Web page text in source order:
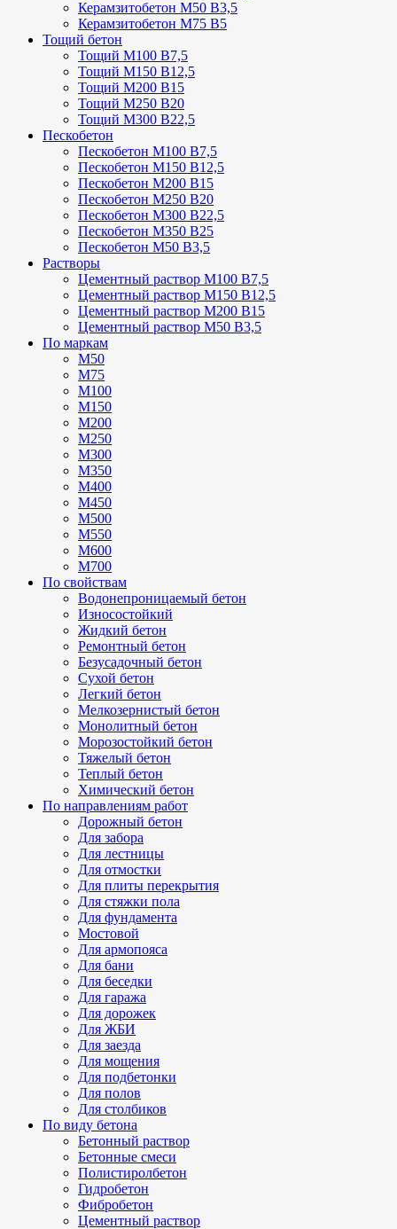
Керамзитобетон М50 В3,5
Керамзитобетон М75 В5
Тощий бетон
Тощий М100 В7,5
Тощий М150 В12,5
Тощий М200 В15
Тощий М250 В20
Тощий М300 В22,5
Пескобетон
Пескобетон М100 В7,5
Пескобетон М150 В12,5
Пескобетон М200 В15
Пескобетон М250 В20
Пескобетон М300 В22,5
Пескобетон М350 В25
Пескобетон М50 В3,5
Растворы
Цементный раствор М100 В7,5
Цементный раствор М150 В12,5
Цементный раствор М200 В15
Цементный раствор М50 В3,5
По маркам
М50
М75
М100
М150
М200
М250
М300
М350
М400
М450
М500
М550
М600
М700
По свойствам
Водонепроницаемый бетон
Износостойкий
Жидкий бетон
Ремонтный бетон
Безусадочный бетон
Сухой бетон
Легкий бетон
Мелкозернистый бетон
Монолитный бетон
Морозостойкий бетон
Тяжелый бетон
Теплый бетон
Химический бетон
По направлениям работ
Дорожный бетон
Для забора
Для лестницы
Для отмостки
Для плиты перекрытия
Для стяжки пола
Для фундамента
Мостовой
Для армопояса
Для бани
Для беседки
Для гаража
Для дорожек
Для ЖБИ
Для заезда
Для мощения
Для подбетонки
Для полов
Для столбиков
По виду бетона
Бетонный раствор
Бетонные смеси
Полистиролбетон
Гидробетон
Фибробетон
Цементный раствор